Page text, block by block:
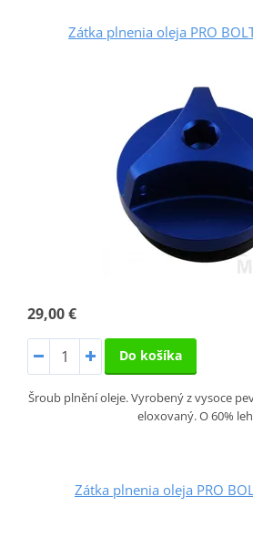
Zátka plnenia oleja PRO
29,00 €
Do košíka
Šroub plnění oleje. Vyrobený z vysoce
eloxovaný. O 60%
Zátka plnenia oleja PRO